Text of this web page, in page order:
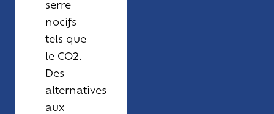
serre
nocifs
tels que
le CO2.
Des
alternatives
aux